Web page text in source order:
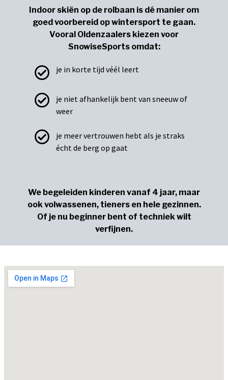
Indoor skiën op de rolbaan is dé manier om
goed voorbereid op wintersport te gaan.
Vooral Oldenzaalers kiezen voor
SnowiseSports omdat:
je in korte tijd véél leert
je niet afhankelijk bent van sneeuw of
weer
je meer vertrouwen hebt als je straks
écht de berg op gaat
We begeleiden kinderen vanaf 4 jaar, maar
ook volwassenen, tieners en hele gezinnen.
Of je nu beginner bent of techniek wilt
verfijnen.